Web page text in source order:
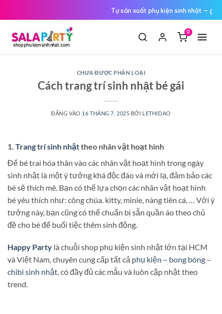
nội
dung
Đổi trả miễn phí nếu hàng lỗi
0
CHƯA ĐƯỢC PHÂN LOẠI
Cách trang trí sinh nhật bé gái
ĐĂNG VÀO 16 THÁNG 7, 2025 BỞI LETHIDAO
1. Trang trí sinh nhậttheo nhân vật hoạt hình
Để bé trai hóa thân vào các nhân vật hoạt hình trong ngày
sinh nhật là một ý tưởng khá độc đáo và mới lạ, đảm bảo các
bé sẽ thích mê. Bạn có thể lựa chọn các nhân vật hoạt hình
bé yêu thích như: công chúa. kitty, minie, nàng tiên cá, … Với ý
tưởng này, bạn cũng có thể chuẩn bị sẵn quần áo theo chủ
đề cho bé để buổi tiệc thêm sinh động.
Happy Party là chuỗi shop phụ kiện sinh nhật lớn tại HCM
và Việt Nam, chuyên cung cấp tất cả phụ kiện – bong bóng –
chibi sinh nhật, có đầy đủ các mẫu và luôn cập nhật theo
trend.